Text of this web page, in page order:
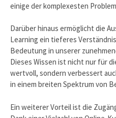
einige der komplexesten
Darüber hinaus ermöglicht die
Learning ein tieferes
Bedeutung in unserer
Dieses Wissen ist nicht nur für
wertvoll, sondern verbessert
in einem breiten Spektrum von
Ein weiterer Vorteil ist die